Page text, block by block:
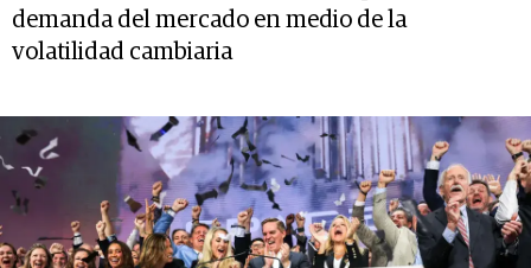
demanda del mercado en medio de la
volatilidad cambiaria